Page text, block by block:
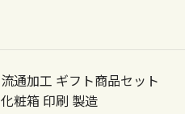
流通加工 ギフト商品セット
化粧箱 印刷 製造